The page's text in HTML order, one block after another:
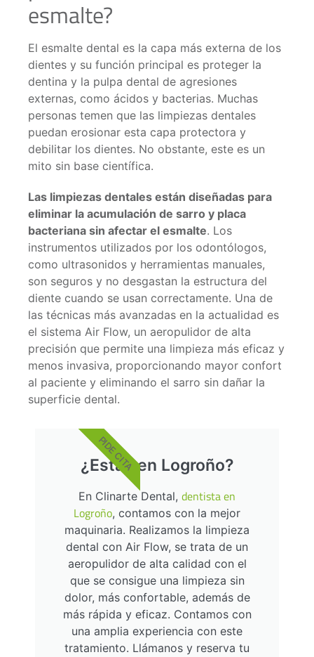
esmalte?
El esmalte dental es la capa más externa de los
dientes y su función principal es proteger la
dentina y la pulpa dental de agresiones
externas, como ácidos y bacterias. Muchas
personas temen que las limpiezas dentales
puedan erosionar esta capa protectora y
debilitar los dientes. No obstante, este es un
mito sin base científica.
Las limpiezas dentales están diseñadas para
eliminar la acumulación de sarro y placa
bacteriana sin afectar el esmalte. Los
instrumentos utilizados por los odontólogos,
como ultrasonidos y herramientas manuales,
son seguros y no desgastan la estructura del
diente cuando se usan correctamente. Una de
las técnicas más avanzadas en la actualidad es
el sistema Air Flow, un aeropulidor de alta
precisión que permite una limpieza más eficaz y
menos invasiva, proporcionando mayor confort
al paciente y eliminando el sarro sin dañar la
superficie dental.
¿Estás en Logroño?
En Clinarte Dental, dentista en
Logroño, contamos con la mejor
maquinaria. Realizamos la limpieza
dental con Air Flow, se trata de un
aeropulidor de alta calidad con el
que se consigue una limpieza sin
dolor, más confortable, además de
más rápida y eficaz. Contamos con
una amplia experiencia con este
tratamiento. Llámanos y reserva tu
PIDE CITA